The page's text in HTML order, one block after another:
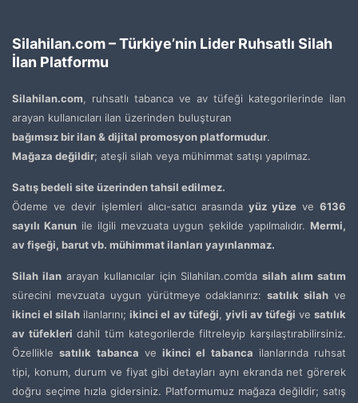
Silahilan.com – Türkiye’nin Lider Ruhsatlı Silah
İlan Platformu
Silahilan.com, ruhsatlı tabanca ve av tüfeği kategorilerinde ilan
arayan kullanıcıları ilan üzerinden buluşturan
bağımsız bir ilan & dijital promosyon platformudur.
Mağaza değildir; ateşli silah veya mühimmat satışı yapılmaz.
Satış bedeli site üzerinden tahsil edilmez.
Ödeme ve devir işlemleri alıcı-satıcı arasındayüz yüze ve6136
sayılı Kanunile ilgili mevzuata uygun şekilde yapılmalıdır. Mermi,
av fişeği, barut vb. mühimmat ilanları yayınlanmaz.
Silah ilanarayan kullanıcılar için Silahilan.com’dasilah alım satım
sürecini mevzuata uygun yürütmeye odaklanırız:satılık silah ve
ikinci el silah ilanlarını;ikinci el av tüfeği, yivli av tüfeği vesatılık
av tüfekleri dahil tüm kategorilerde filtreleyip karşılaştırabilirsiniz.
Özelliklesatılık tabanca ve ikinci el tabanca ilanlarında ruhsat
tipi, konum, durum ve fiyat gibi detayları aynı ekranda net görerek
doğru seçime hızla gidersiniz. Platformumuz mağaza değildir; satış